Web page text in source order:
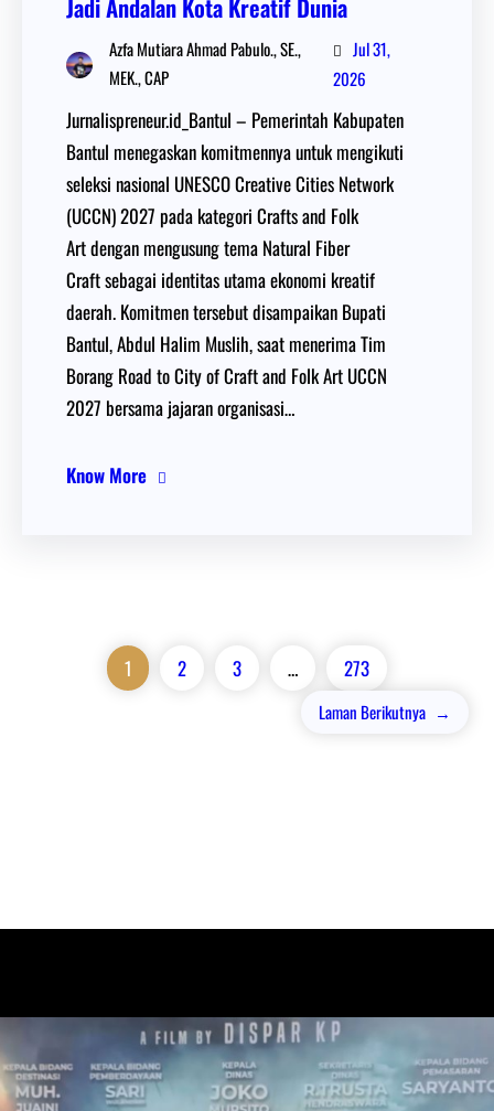
Jadi Andalan Kota Kreatif Dunia
Azfa Mutiara Ahmad Pabulo., SE.,
MEK., CAP
Jul 31,
2026
Jurnalispreneur.id_Bantul – Pemerintah Kabupaten
Bantul menegaskan komitmennya untuk mengikuti
seleksi nasional UNESCO Creative Cities Network
(UCCN) 2027 pada kategori Crafts and Folk
Art dengan mengusung tema Natural Fiber
Craft sebagai identitas utama ekonomi kreatif
daerah. Komitmen tersebut disampaikan Bupati
Bantul, Abdul Halim Muslih, saat menerima Tim
Borang Road to City of Craft and Folk Art UCCN
2027 bersama jajaran organisasi…
Know More
1 2 3 … 273
Laman Berikutnya →